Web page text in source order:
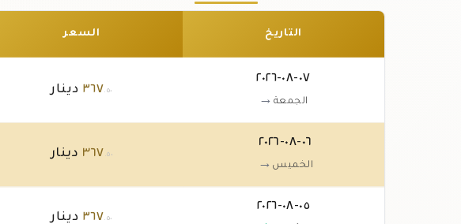
التاريخ السعر
٠٧-٠٨-٢٠٢٦
الجمعة →
٣٦٧.٥٠ دينار
٠٦-٠٨-٢٠٢٦
الخميس →
٣٦٧ .٥٠ دينار
٠٥-٠٨-٢٠٢٦
٣٦٧.٥٠ دينار